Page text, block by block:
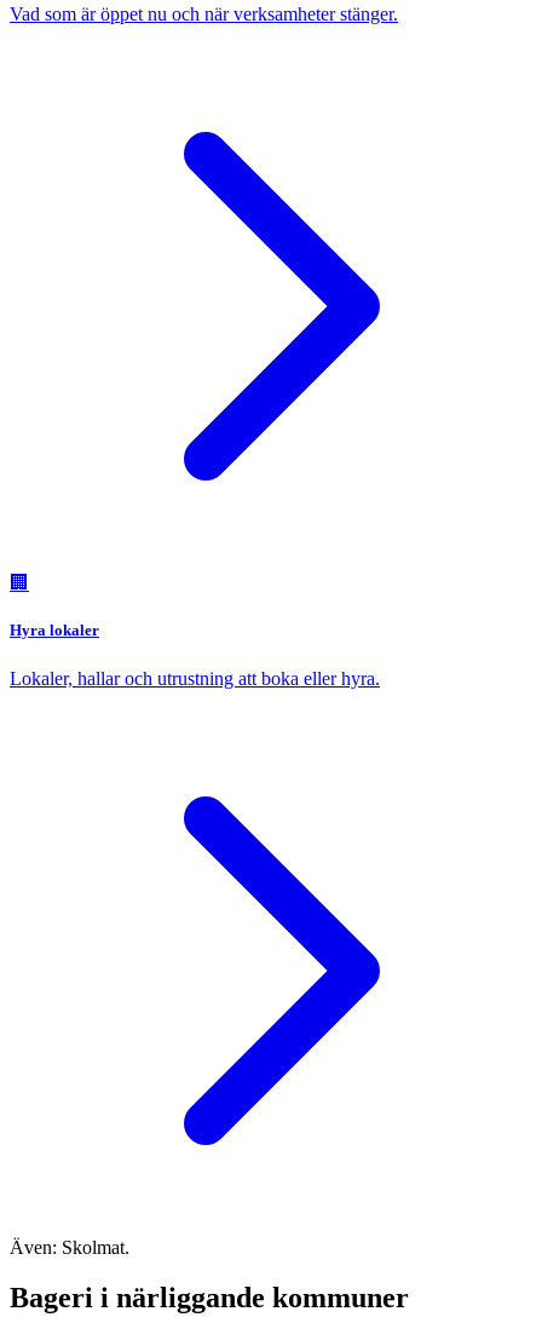
Vad som är öppet nu och när verksamheter stänger.
🏢
Hyra lokaler
Lokaler, hallar och utrustning att boka eller hyra.
Även: Skolmat.
Bageri i närliggande kommuner